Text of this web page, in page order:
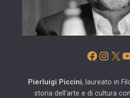
X
Pierluigi Piccini, laureato in
storia dell’arte e di cultura